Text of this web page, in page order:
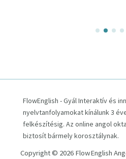
FlowEnglish - Gyál Interaktív és
nyelvtanfolyamokat kínálunk 3
felkészítésig. Az online angol
biztosít bármely korosztálynak.
Copyright © 2026 FlowEnglish